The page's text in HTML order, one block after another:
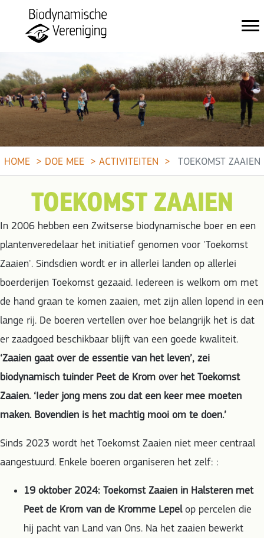
HOME DOE MEE ACTIVITEITEN TOEKOMST ZAAIEN
TOEKOMST ZAAIEN
In 2006 hebben een Zwitserse biodynamische boer en een
plantenveredelaar het initiatief genomen voor 'Toekomst
Zaaien'. Sindsdien wordt er in allerlei landen op allerlei
boerderijen Toekomst gezaaid. Iedereen is welkom om met
de hand graan te komen zaaien, met zijn allen lopend in een
lange rij. De boeren vertellen over hoe belangrijk het is dat
er zaadgoed beschikbaar blijft van een goede kwaliteit.
‘Zaaien gaat over de essentie van het leven’, zei
biodynamisch tuinder Peet de Krom over het Toekomst
Zaaien. ‘Ieder jong mens zou dat een keer mee moeten
maken. Bovendien is het machtig mooi om te doen.’
Sinds 2023 wordt het Toekomst Zaaien niet meer centraal
aangestuurd. Enkele boeren organiseren het zelf: :
19 oktober 2024: Toekomst Zaaien in Halsteren met
Peet de Krom van de Kromme Lepelop percelen die
hij pacht van Land van Ons. Na het zaaien bewerkt